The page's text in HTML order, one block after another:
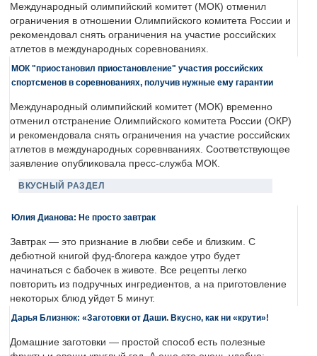
Международный олимпийский комитет (МОК) отменил
ограничения в отношении Олимпийского комитета России и
рекомендовал снять ограничения на участие российских
атлетов в международных соревнованиях.
МОК "приостановил приостановление" участия российских
спортсменов в соревнованиях, получив нужные ему гарантии
Международный олимпийский комитет (МОК) временно
отменил отстранение Олимпийского комитета России (ОКР)
и рекомендовала снять ограничения на участие российских
атлетов в международных соревнваниях. Соответствующее
заявление опубликовала пресс-служба МОК.
ВКУСНЫЙ РАЗДЕЛ
Юлия Дианова: Не просто завтрак
Завтрак — это признание в любви себе и близким. С
дебютной книгой фуд-блогера каждое утро будет
начинаться с бабочек в животе. Все рецепты легко
повторить из подручных ингредиентов, а на приготовление
некоторых блюд уйдет 5 минут.
Дарья Близнюк: «Заготовки от Даши. Вкусно, как ни «крути»!
Домашние заготовки — простой способ есть полезные